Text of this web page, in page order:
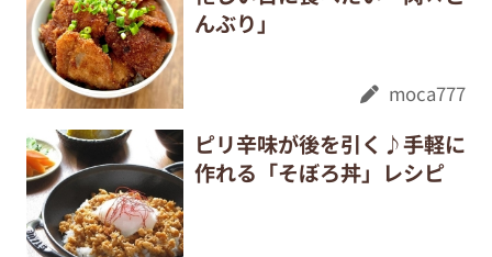
んぶり」
moca777
ピリ辛味が後を引く♪手軽に
作れる「そぼろ丼」レシピ